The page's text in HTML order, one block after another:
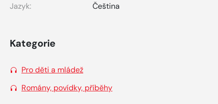
Jazyk:
Čeština
Kategorie
Pro děti a mládež
Romány, povídky, příběhy